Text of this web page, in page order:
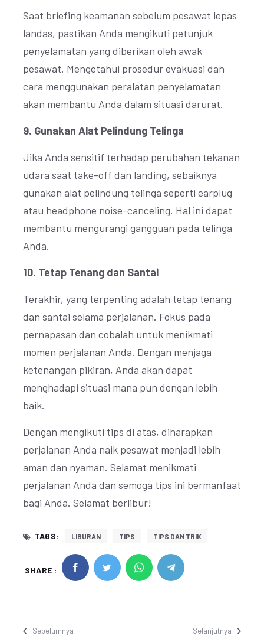
Saat briefing keamanan sebelum pesawat lepas
landas, pastikan Anda mengikuti petunjuk
penyelamatan yang diberikan oleh awak
pesawat. Mengetahui prosedur evakuasi dan
cara menggunakan peralatan penyelamatan
akan membantu Anda dalam situasi darurat.
9. Gunakan Alat Pelindung Telinga
Jika Anda sensitif terhadap perubahan tekanan
udara saat take-off dan landing, sebaiknya
gunakan alat pelindung telinga seperti earplug
atau headphone noise-canceling. Hal ini dapat
membantu mengurangi gangguan pada telinga
Anda.
10. Tetap Tenang dan Santai
Terakhir, yang terpenting adalah tetap tenang
dan santai selama perjalanan. Fokus pada
pernapasan dan cobalah untuk menikmati
momen perjalanan Anda. Dengan menjaga
ketenangan pikiran, Anda akan dapat
menghadapi situasi mana pun dengan lebih
baik.
Dengan mengikuti tips di atas, diharapkan
perjalanan Anda naik pesawat menjadi lebih
aman dan nyaman. Selamat menikmati
perjalanan Anda dan semoga tips ini bermanfaat
bagi Anda. Selamat berlibur!
TAGS: LIBURAN TIPS TIPS DAN TRIK
SHARE :
Sebelumnya Selanjutnya